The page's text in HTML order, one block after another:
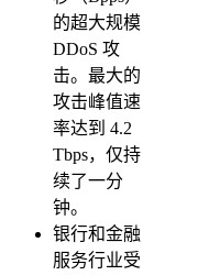
的超大规模
DDoS 攻
击。最大的
攻击峰值速
率达到 4.2
Tbps，仅持
续了一分
钟。
银行和金融
服务行业受